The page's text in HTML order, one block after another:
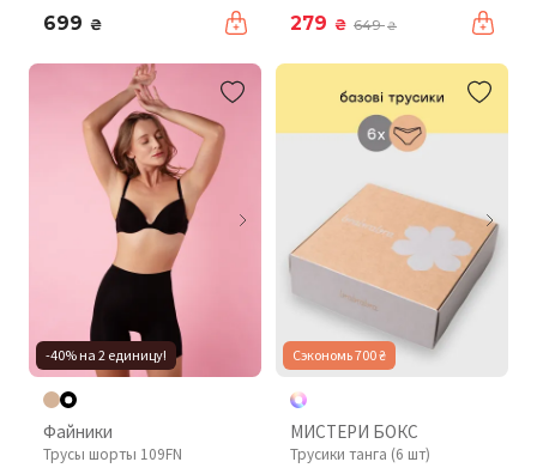
699 ₴ 279 ₴ 649₴
-40% на 2 единицу!
Файники
Трусы шорты 109FN
Сэкономь 700 ₴
МИСТЕРИ БОКС
Трусики танга (6 шт)